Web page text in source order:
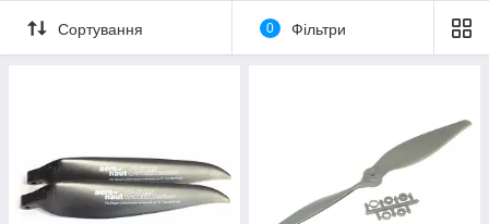
Сортування 0 Фільтри